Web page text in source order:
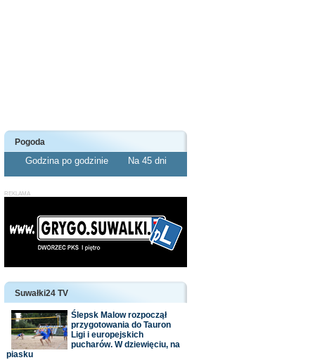
Pogoda
Godzina po godzinie Na 45 dni
Suwałki24 TV
Ślepsk Malow rozpoczął
przygotowania do Tauron
Ligi i europejskich
pucharów. W dziewięciu, na
piasku